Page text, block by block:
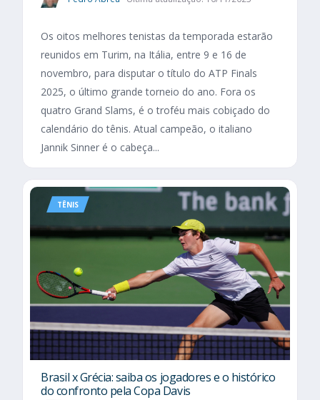
Os oitos melhores tenistas da temporada estarão
reunidos em Turim, na Itália, entre 9 e 16 de
novembro, para disputar o título do ATP Finals
2025, o último grande torneio do ano. Fora os
quatro Grand Slams, é o troféu mais cobiçado do
calendário do tênis. Atual campeão, o italiano
Jannik Sinner é o cabeça...
TÊNIS
Brasil x Grécia: saiba os jogadores e o histórico
do confronto pela Copa Davis